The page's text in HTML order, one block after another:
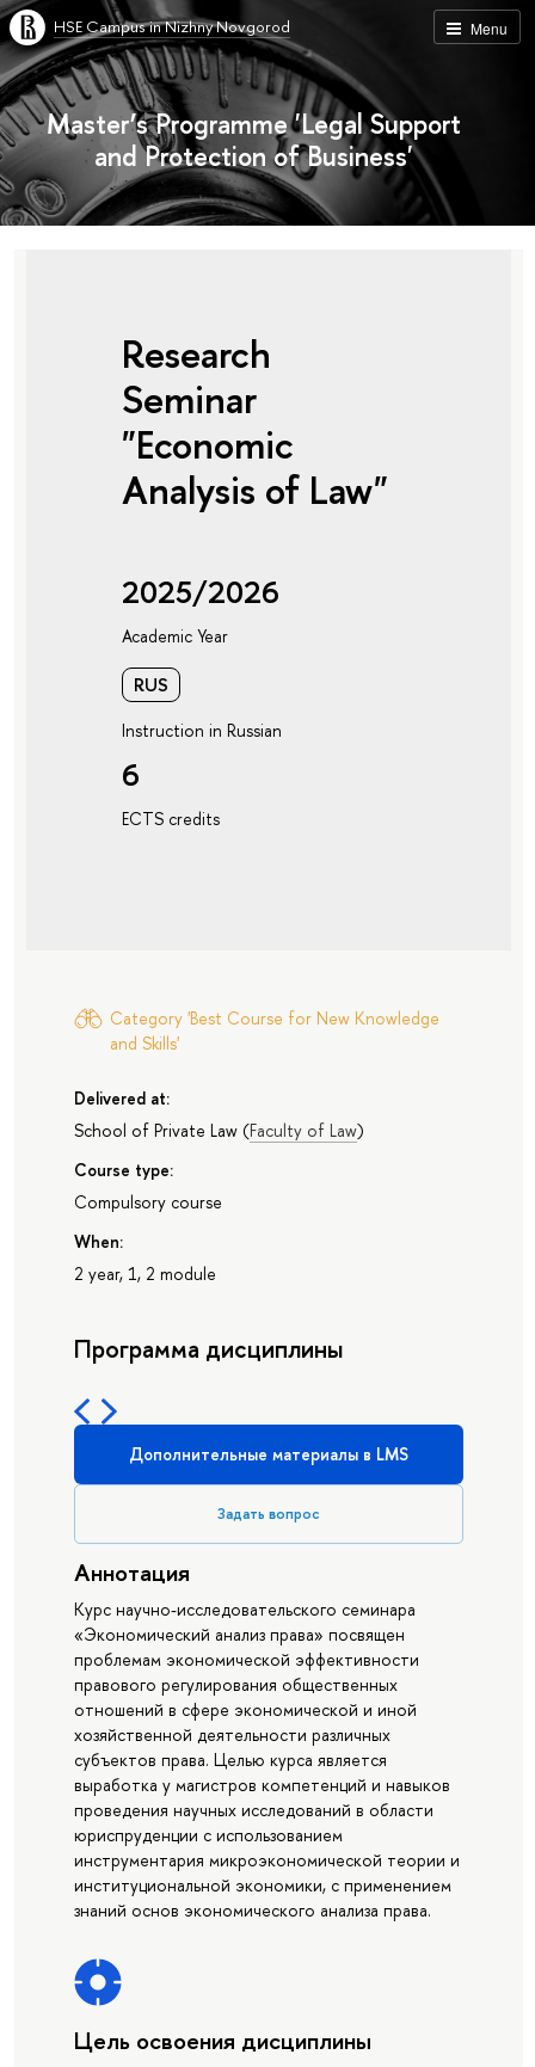
Menu
HSE Campus in Nizhny Novgorod
Master’s Programme 'Legal Support
and Protection of Business'
Research
Seminar
"Economic
Analysis of Law"
2025/2026
Academic Year
RUS
Instruction in Russian
6
ECTS credits
Category 'Best Course for New Knowledge
and Skills'
Delivered at:
School of Private Law(Faculty of Law)
Course type:
Compulsory course
When:
2 year, 1, 2 module
Программа дисциплины
Дополнительные материалы в LMS
Задать вопрос
Аннотация
Курс научно-исследовательского семинара
«Экономический анализ права» посвящен
проблемам экономической эффективности
правового регулирования общественных
отношений в сфере экономической и иной
хозяйственной деятельности различных
субъектов права. Целью курса является
выработка у магистров компетенций и навыков
проведения научных исследований в области
юриспруденции с использованием
инструментария микроэкономической теории и
институциональной экономики, с применением
знаний основ экономического анализа права.
Цель освоения дисциплины